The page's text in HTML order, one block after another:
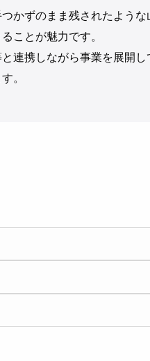
かずのまま残されたよう
ことが魅力です。
連携しながら事業を展開し
。